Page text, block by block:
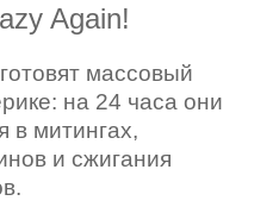
Again!
массовый
на 24 часа они
в митингах,
и сжигания